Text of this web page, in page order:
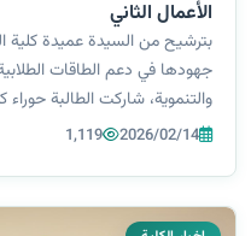
الأعمال الثاني
بترشيح من السيدة عميدة كلية
جهودها في دعم الطاقات
والتنموية، شاركت الطالبة
اللغة الإنجليزية في فعاليات
2026/02/14
1,119